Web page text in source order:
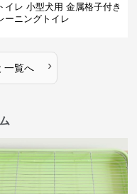
イレ 小型犬用 金属格子付き
ーニングトイレ
一覧へ ›